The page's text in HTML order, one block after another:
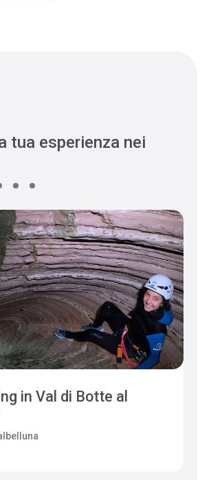
tua esperienza nei
in Val di Botte al